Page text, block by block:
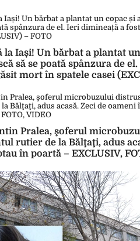
la Iași! Un bărbat a plantat
să se poată spânzura de
mort în spatele casei
Pralea, şoferul
rutier de la Bălţaţi, adus
în poartă – EXCLUSIV,